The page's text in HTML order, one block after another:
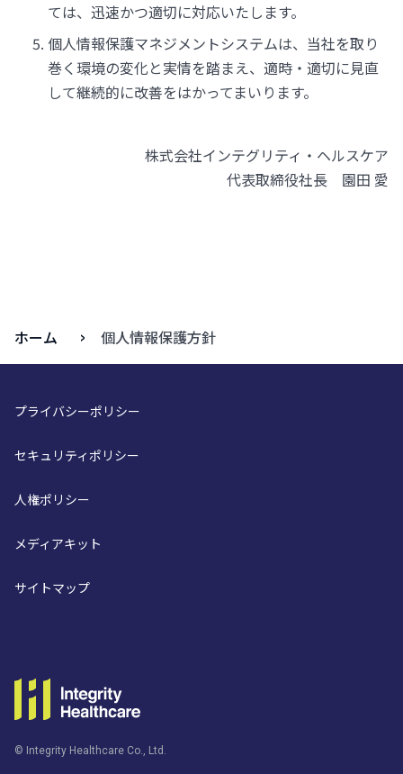
ては、迅速かつ適切に対応いたします。
個人情報保護マネジメントシステムは、当社を取り
巻く環境の変化と実情を踏まえ、適時・適切に見直
して継続的に改善をはかってまいります。
株式会社インテグリティ・ヘルスケア
代表取締役社長 園田 愛
ホーム 個人情報保護方針
プライバシーポリシー
セキュリティポリシー
人権ポリシー
メディアキット
サイトマップ
© Integrity Healthcare Co., Ltd.